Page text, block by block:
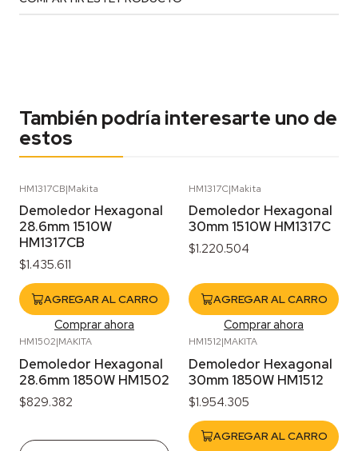
También podría interesarte uno de
estos
HM1317CB|Makita
Demoledor Hexagonal
28.6mm 1510W
HM1317CB
$1.435.611
AGREGAR AL CARRO
Comprar ahora
HM1317C|Makita
Demoledor Hexagonal
30mm 1510W HM1317C
$1.220.504
AGREGAR AL CARRO
Comprar ahora
HM1502|MAKITA
Demoledor Hexagonal
28.6mm 1850W HM1502
$829.382
HM1512|MAKITA
Demoledor Hexagonal
30mm 1850W HM1512
$1.954.305
AGREGAR AL CARRO